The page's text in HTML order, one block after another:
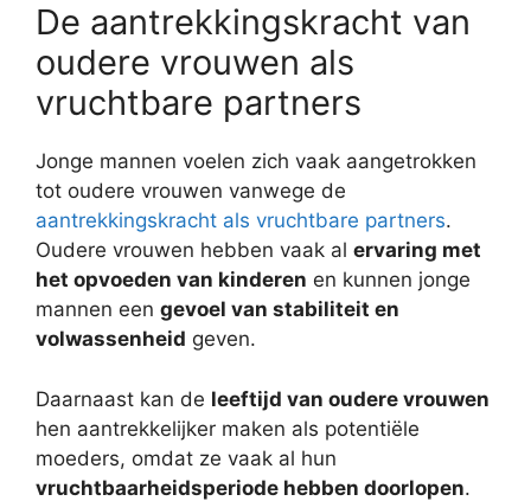
De aantrekkingskracht van
oudere vrouwen als
vruchtbare partners
Jonge mannen voelen zich vaak aangetrokken
tot oudere vrouwen vanwege de
aantrekkingskracht als vruchtbare partners.
Oudere vrouwen hebben vaak al ervaring met
het opvoeden van kinderen en kunnen jonge
mannen een gevoel van stabiliteit en
volwassenheid geven.
Daarnaast kan de leeftijd van oudere vrouwen
hen aantrekkelijker maken als potentiële
moeders, omdat ze vaak al hun
vruchtbaarheidsperiode hebben doorlopen.